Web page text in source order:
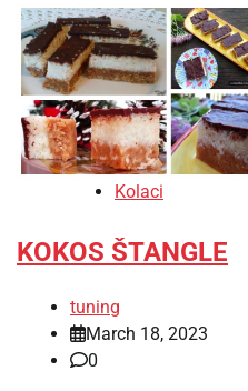
Kolaci
KOKOS ŠTANGLE
tuning
March 18, 2023
0